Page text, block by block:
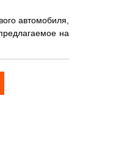
автомобиля,
на